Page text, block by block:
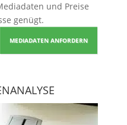
und Preise
genügt.
MEDIADATEN ANFORDERN